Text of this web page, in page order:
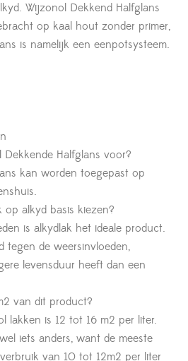
Wijzonol Dekkend Halfglans
op kaal hout zonder primer,
is namelijk een eenpotsysteem.
Halfglans voor?
kan worden toegepast op
alkyd basis kiezen?
is alkydlak het ideale product.
tegen de weersinvloeden,
levensduur heeft dan een
van dit product?
lakken is 12 tot 16 m2 per liter.
iets anders, want de meeste
van 10 tot 12m2 per liter